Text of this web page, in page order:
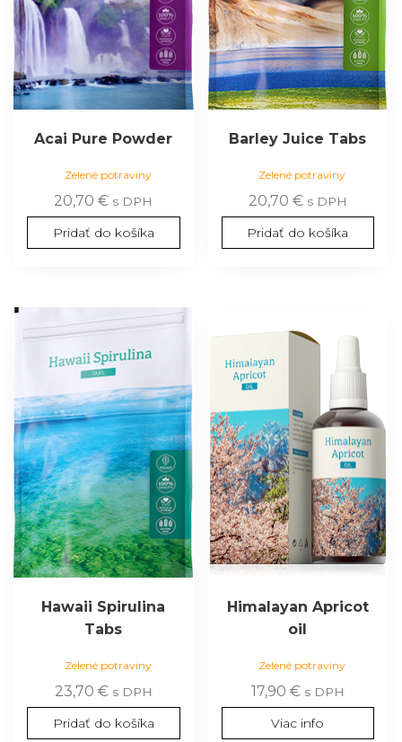
Acai Pure Powder
Zelené potraviny
20,70€ s DPH
Pridať do košíka
Barley Juice Tabs
Zelené potraviny
20,70 € s DPH
Pridať do košíka
Hawaii Spirulina
Tabs
Zelené potraviny
23,70 € s DPH
Pridať do košíka
Himalayan Apricot
oil
Zelené potraviny
17,90 € s DPH
Viac info